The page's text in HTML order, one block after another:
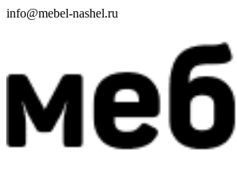
info@mebel-nashel.ru